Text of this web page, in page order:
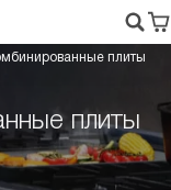
плиты
плиты